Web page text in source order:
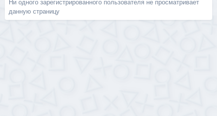
Ни одного зарегистрированного пользователя не просматривает
данную страницу